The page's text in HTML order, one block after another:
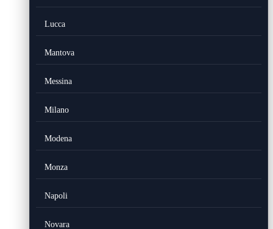
Lucca
Mantova
Messina
Milano
Modena
Monza
Napoli
Novara